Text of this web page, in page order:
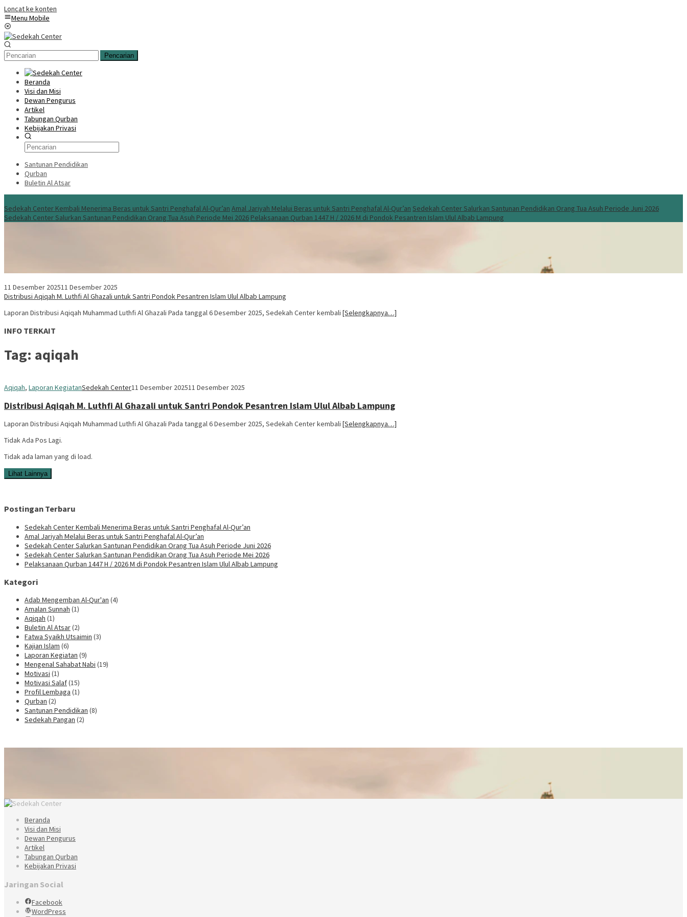
Loncat ke konten
Menu Mobile
Pencarian
Beranda
Visi dan Misi
Dewan Pengurus
Artikel
Tabungan Qurban
Kebijakan Privasi
Santunan Pendidikan
Qurban
Buletin Al Atsar
Sedekah Center Kembali Menerima Beras untuk Santri Penghafal Al-Qur’an Amal Jariyah Melalui Beras untuk Santri Penghafal Al-Qur’an Sedekah Center Salurkan Santunan Pendidikan Orang Tua Asuh Periode Juni 2026
Sedekah Center Salurkan Santunan Pendidikan Orang Tua Asuh Periode Mei 2026 Pelaksanaan Qurban 1447 H / 2026 M di Pondok Pesantren Islam Ulul Albab Lampung
11 Desember 202511 Desember 2025
Distribusi Aqiqah M. Luthfi Al Ghazali untuk Santri Pondok Pesantren Islam Ulul Albab Lampung
Laporan Distribusi Aqiqah Muhammad Luthfi Al Ghazali Pada tanggal 6 Desember 2025, Sedekah Center kembali [Selengkapnya…]
INFO TERKAIT
Tag: aqiqah
Aqiqah, Laporan KegiatanSedekah Center11 Desember 202511 Desember 2025
Distribusi Aqiqah M. Luthfi Al Ghazali untuk Santri Pondok Pesantren Islam Ulul Albab Lampung
Laporan Distribusi Aqiqah Muhammad Luthfi Al Ghazali Pada tanggal 6 Desember 2025, Sedekah Center kembali [Selengkapnya…]
Tidak Ada Pos Lagi.
Tidak ada laman yang di load.
Lihat Lainnya
Postingan Terbaru
Sedekah Center Kembali Menerima Beras untuk Santri Penghafal Al-Qur’an
Amal Jariyah Melalui Beras untuk Santri Penghafal Al-Qur’an
Sedekah Center Salurkan Santunan Pendidikan Orang Tua Asuh Periode Juni 2026
Sedekah Center Salurkan Santunan Pendidikan Orang Tua Asuh Periode Mei 2026
Pelaksanaan Qurban 1447 H / 2026 M di Pondok Pesantren Islam Ulul Albab Lampung
Kategori
Adab Mengemban Al-Qur'an (4)
Amalan Sunnah (1)
Aqiqah (1)
Buletin Al Atsar(2)
Fatwa Syaikh Utsaimin (3)
Kajian Islam (6)
Laporan Kegiatan (9)
Mengenal Sahabat Nabi (19)
Motivasi (1)
Motivasi Salaf(15)
Profil Lembaga (1)
Qurban (2)
Santunan Pendidikan (8)
Sedekah Pangan (2)
Beranda
Visi dan Misi
Dewan Pengurus
Artikel
Tabungan Qurban
Kebijakan Privasi
Jaringan Social
Facebook
WordPress